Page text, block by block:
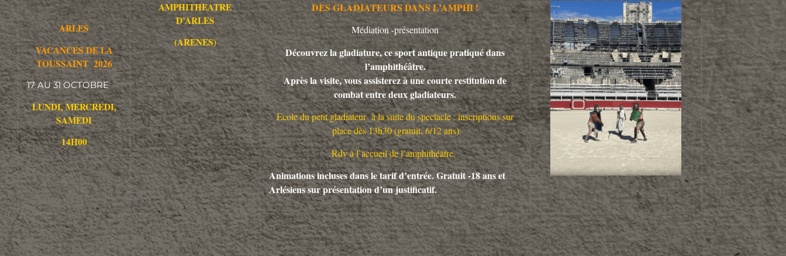
ARLES
VACANCES DE LA
TOUSSAINT 2026
17 AU 31 OCTOBRE
LUNDI, MERCREDI,
SAMEDI
14H00
AMPHITHEATRE
D’ARLES
(ARENES)
DES GLADIATEURS DANS L’AMPHI !
Médiation -présentation
Découvrez la gladiature, ce sport antique pratiqué dans
l’amphithéâtre.
Après la visite, vous assisterez à une courte restitution de
combat entre deux gladiateurs.
Ecole du petit gladiateur à la suite du spectacle : inscriptions sur
place dès 13h30 (gratuit, 6/12 ans).
Rdv à l’accueil de l’amphithéâtre.
Animations incluses dans le tarif d’entrée. Gratuit -18 ans et
Arlésiens sur présentation d’un justificatif.